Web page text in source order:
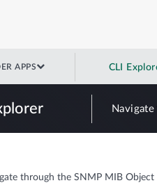
APPS CLI
Navigate
through the SNMP MIB Object